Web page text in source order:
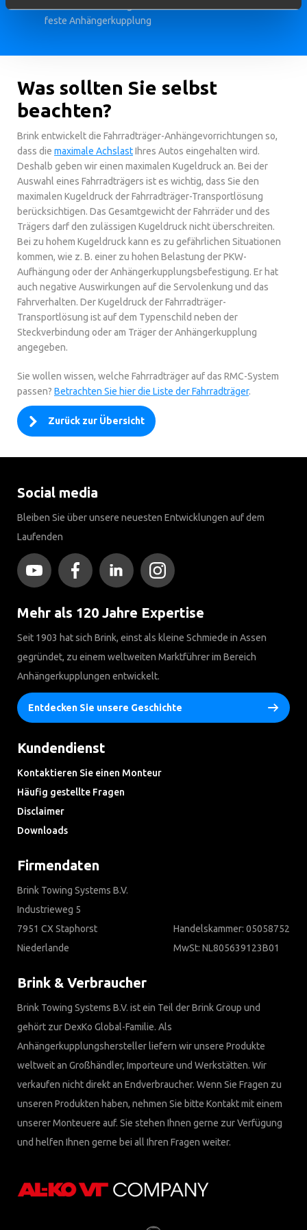
feste Anhängerkupplung
Was sollten Sie selbst
beachten?
Brink entwickelt die Fahrradträger-Anhängevorrichtungen so,
dass die maximale AchslastIhres Autos eingehalten wird.
Deshalb geben wir einen maximalen Kugeldruck an. Bei der
Auswahl eines Fahrradträgers ist es wichtig, dass Sie den
maximalen Kugeldruck der Fahrradträger-Transportlösung
berücksichtigen. Das Gesamtgewicht der Fahrräder und des
Trägers darf den zulässigen Kugeldruck nicht überschreiten.
Bei zu hohem Kugeldruck kann es zu gefährlichen Situationen
kommen, wie z. B. einer zu hohen Belastung der PKW-
Aufhängung oder der Anhängerkupplungsbefestigung. Er hat
auch negative Auswirkungen auf die Servolenkung und das
Fahrverhalten. Der Kugeldruck der Fahrradträger-
Transportlösung ist auf dem Typenschild neben der
Steckverbindung oder am Träger der Anhängerkupplung
angegeben.
Sie wollen wissen, welche Fahrradträger auf das RMC-System
passen? Betrachten Sie hier die Liste der Fahrradträger.
Zurück zur Übersicht
Social media
Bleiben Sie über unsere neuesten Entwicklungen auf dem
Laufenden
Mehr als 120 Jahre Expertise
Seit 1903 hat sich Brink, einst als kleine Schmiede in Assen
gegründet, zu einem weltweiten Marktführer im Bereich
Anhängerkupplungen entwickelt.
Entdecken Sie unsere Geschichte
Kundendienst
Kontaktieren Sie einen Monteur
Häufig gestellte Fragen
Disclaimer
Downloads
Firmendaten
Brink Towing Systems B.V.
Industrieweg 5
7951 CX Staphorst
Niederlande
Handelskammer: 05058752
MwSt: NL805639123B01
Brink & Verbraucher
Brink Towing Systems B.V. ist ein Teil der Brink Group und
gehört zur DexKo Global-Familie. Als
Anhängerkupplungshersteller liefern wir unsere Produkte
weltweit an Großhändler, Importeure und Werkstätten. Wir
verkaufen nicht direkt an Endverbraucher. Wenn Sie Fragen zu
unseren Produkten haben, nehmen Sie bitte Kontakt mit einem
unserer Monteuere auf. Sie stehen Ihnen gerne zur Verfügung
und helfen Ihnen gerne bei all Ihren Fragen weiter.